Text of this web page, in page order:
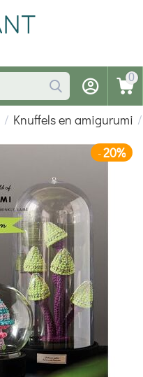
0
/ Knuffels en amigurumi /
-20%